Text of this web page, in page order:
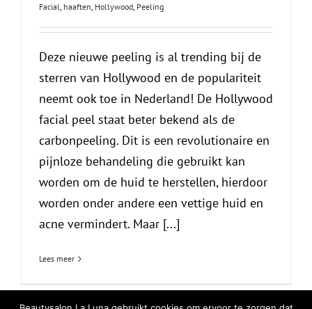
Facial haaften Hollywood Peeling
Deze nieuwe peeling is al trending bij de
sterren van Hollywood en de populariteit
neemt ook toe in Nederland! De Hollywood
facial peel staat beter bekend als de
carbonpeeling. Dit is een revolutionaire en
pijnloze behandeling die gebruikt kan
worden om de huid te herstellen, hierdoor
worden onder andere een vettige huid en
acne vermindert. Maar [...]
Lees meer